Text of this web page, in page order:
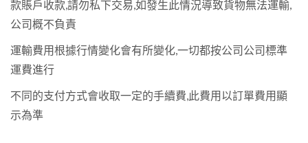
款賬戶收款,請勿私下交易,如發生此情況導致貨物無法運輸,
公司概不負責
運輸費用根據行情變化會有所變化,一切都按公司公司標準
運費進行
不同的支付方式會收取一定的手續費,此費用以訂單費用顯
示為準